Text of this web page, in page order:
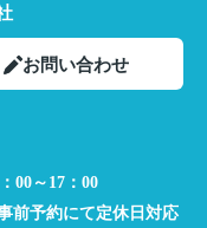
お問い合わせ
00～17：00
予約にて定休日対応